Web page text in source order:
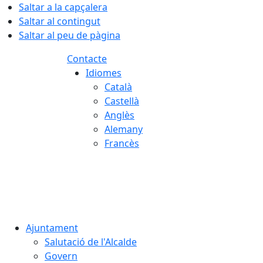
Saltar a la capçalera
Saltar al contingut
Saltar al peu de pàgina
Contacte
Idiomes
Català
Castellà
Anglès
Alemany
Francès
Ajuntament
Salutació de l'Alcalde
Govern